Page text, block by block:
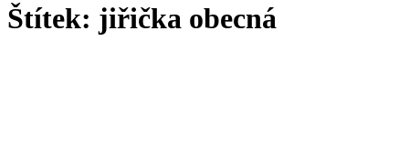
Štítek: jiřička obecná